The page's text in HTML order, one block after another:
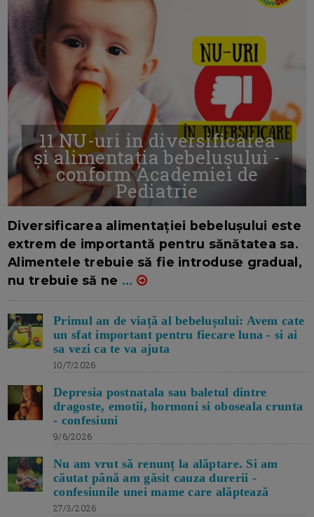
11 NU-uri in diversificarea
și alimentația bebelușului -
conform Academiei de
Pediatrie
Diversificarea alimentației bebelușului este
extrem de importantă pentru sănătatea sa.
Alimentele trebuie să fie introduse gradual,
nu trebuie să ne ...
Primul an de viață al bebelușului: Avem cate
un sfat important pentru fiecare luna - si ai
sa vezi ca te va ajuta
10/7/2026
Depresia postnatala sau baletul dintre
dragoste, emotii, hormoni si oboseala crunta
- confesiuni
9/6/2026
Nu am vrut să renunț la alăptare. Si am
căutat până am găsit cauza durerii -
confesiunile unei mame care alăptează
27/3/2026